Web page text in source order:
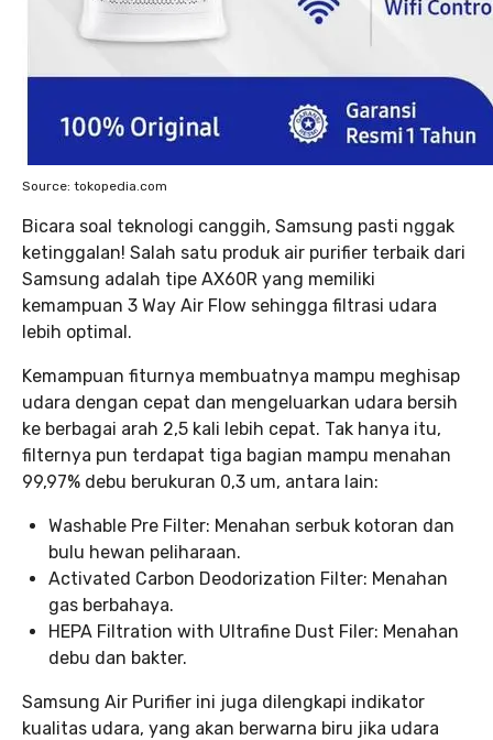
Source: tokopedia.com
Bicara soal teknologi canggih, Samsung pasti nggak
ketinggalan! Salah satu produk air purifier terbaik dari
Samsung adalah tipe AX60R yang memiliki
kemampuan 3 Way Air Flow sehingga filtrasi udara
lebih optimal.
Kemampuan fiturnya membuatnya mampu meghisap
udara dengan cepat dan mengeluarkan udara bersih
ke berbagai arah 2,5 kali lebih cepat. Tak hanya itu,
filternya pun terdapat tiga bagian mampu menahan
99,97% debu berukuran 0,3 um, antara lain:
Washable Pre Filter: Menahan serbuk kotoran dan
bulu hewan peliharaan.
Activated Carbon Deodorization Filter: Menahan
gas berbahaya.
HEPA Filtration with Ultrafine Dust Filer: Menahan
debu dan bakter.
Samsung Air Purifier ini juga dilengkapi indikator
kualitas udara, yang akan berwarna biru jika udara